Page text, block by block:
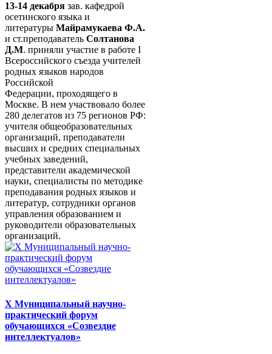
13-14 декабря зав. кафедрой
осетинского языка и
литературы Майрамукаева Ф.А.
и ст.преподаватель Солтанова
Д.М. приняли участие в работе I
Всероссийского съезда учителей
родных языков народов
Российской
Федерации, проходящего в
Москве. В нем участвовало более
280 делегатов из 75 регионов РФ:
учителя общеобразовательных
организаций, преподаватели
высших и средних специальных
учебных заведений,
представители академической
науки, специалисты по методике
преподавания родных языков и
литератур, сотрудники органов
управления образованием и
руководители образовательных
организаций.
X Муниципальный научно-
практический форум
обучающихся «Созвездие
интеллектуалов»